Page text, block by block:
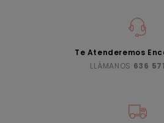
Te Atenderemos
LLÁMANOS 636